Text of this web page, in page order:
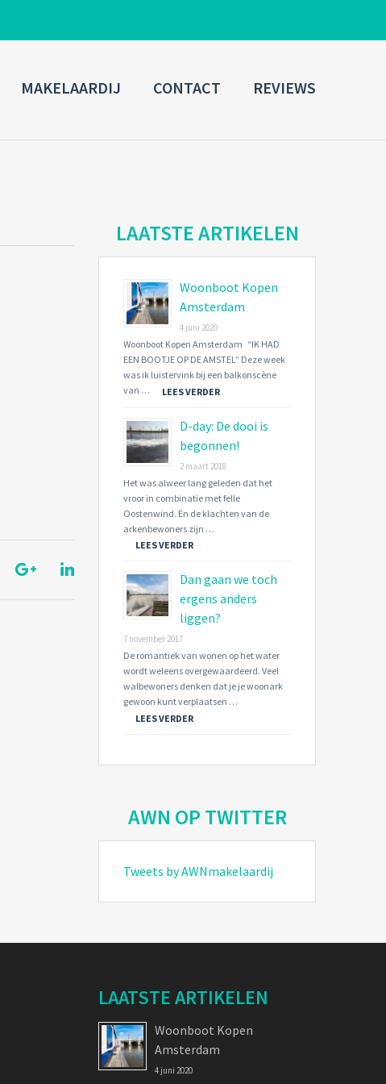
Username
Connect with:
Forgot
password? SIGN IN
Remember me
MAKELAARDIJ CONTACT REVIEWS
LAATSTE ARTIKELEN
Woonboot Kopen
Amsterdam
4 juni 2020
Woonboot Kopen Amsterdam “IK HAD
EEN BOOTJE OP DE AMSTEL” Deze week
was ik luistervink bij een balkonscène
van …
LEES VERDER
D-day: De dooi is
begonnen!
2 maart 2018
Het was alweer lang geleden dat het
vroor in combinatie met felle
Oostenwind. En de klachten van de
arkenbewoners zijn …
LEES VERDER
Dan gaan we toch
ergens anders
liggen?
7 november 2017
De romantiek van wonen op het water
wordt weleens overgewaardeerd. Veel
walbewoners denken dat je je woonark
gewoon kunt verplaatsen …
LEES VERDER
AWN OP TWITTER
Tweets by AWNmakelaardij
LAATSTE ARTIKELEN
Woonboot Kopen
Amsterdam
4 juni 2020